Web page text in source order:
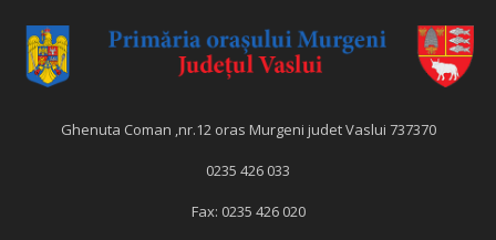
Ghenuta Coman ,nr.12 oras Murgeni judet Vaslui 737370
0235 426 033
Fax: 0235 426 020